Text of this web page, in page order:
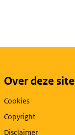
Over deze site
Cookies
Copyright
Disclaimer